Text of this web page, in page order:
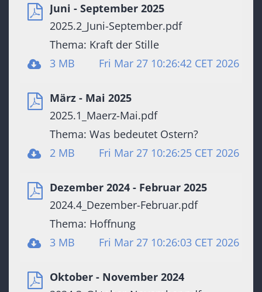
Juni - September 2025
2025.2_Juni-September.pdf
Thema: Kraft der Stille
3 MB
Fri Mar 27 10:26:42 CET 2026
März - Mai 2025
2025.1_Maerz-Mai.pdf
Thema: Was bedeutet Ostern?
2 MB
Fri Mar 27 10:26:25 CET 2026
Dezember 2024 - Februar 2025
2024.4_Dezember-Februar.pdf
Thema: Hoffnung
3 MB
Fri Mar 27 10:26:03 CET 2026
Oktober - November 2024